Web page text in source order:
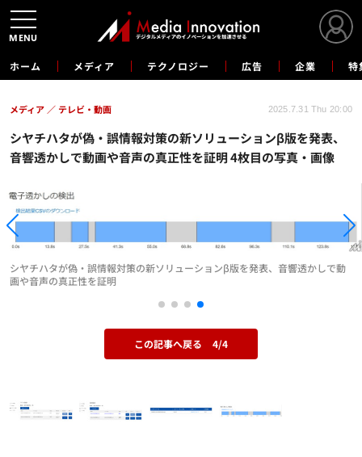
ホーム メディア テクノロジー 広告 企業 特
シヤチハタが偽・誤情報対策の新ソリューションβ版を発表、
音響透かしで動画や音声の真正性を証明 4枚目の写真・画像
メディア テレビ・動画 2025.7.31 Thu 20:00
シヤチハタが偽・誤情報対策の新ソリューションβ版を発表、音響透かしで動
画や音声の真正性を証明
この記事へ戻る 4/4
MENU